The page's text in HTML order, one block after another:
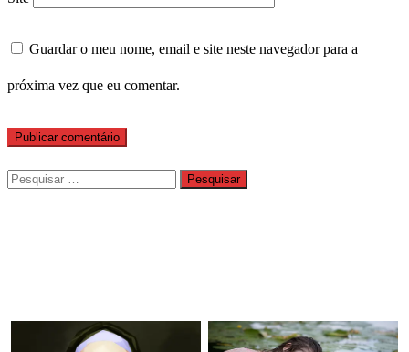
Guardar o meu nome, email e site neste navegador para a
próxima vez que eu comentar.
Pesquisar
por: